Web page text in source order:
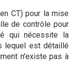
CT) pour la mise
de contrôle pour
qui nécessite la
lequel est détaillé
n'existe pas à